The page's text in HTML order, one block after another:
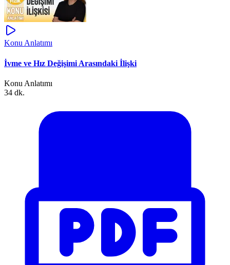
Konu Anlatımı
İvme ve Hız Değişimi Arasındaki İlişki
Konu Anlatımı
34 dk.